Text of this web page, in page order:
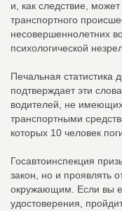
и, как следствие,
транспортного
несовершеннолетних
психологической
Печальная статистика
подтверждает эти
водителей, не
транспортными
которых 10 человек
Госавтоинспекция
закон, но и проявлять
окружающим. Если вы
удостоверения,